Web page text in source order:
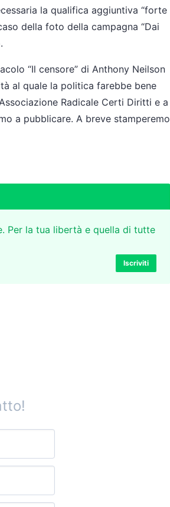
la qualifica aggiuntiva “forte
della foto della campagna “Dai
“Il censore” di Anthony Neilson
al quale la politica farebbe bene
Radicale Certi Diritti e a
a pubblicare. A breve stamperemo
Per la tua libertà e quella di tutte
Iscriviti